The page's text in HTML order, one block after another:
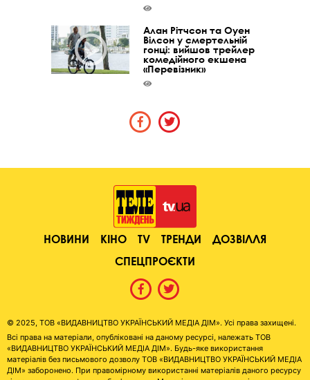
Алан Рітчсон та Оуен
Вілсон у смертельній
гонці: вийшов трейлер
комедійного екшена
«Перевізник»
НОВИНИ КІНО TV ТРЕНДИ
ДОЗВІЛЛЯ
СПЕЦПРОЄКТИ
© 2025, ТОВ «ВИДАВНИЦТВО УКРАЇНСЬКИЙ МЕДІА ДІМ». Усі права захищені.
Всі права на матеріали, опубліковані на даному ресурсі, належать ТОВ
«ВИДАВНИЦТВО УКРАЇНСЬКИЙ МЕДІА ДІМ». Будь-яке використання
матеріалів без письмового дозволу ТОВ «ВИДАВНИЦТВО УКРАЇНСЬКИЙ МЕДІА
ДІМ» заборонено. При правомірному використанні матеріалів даного ресурсу